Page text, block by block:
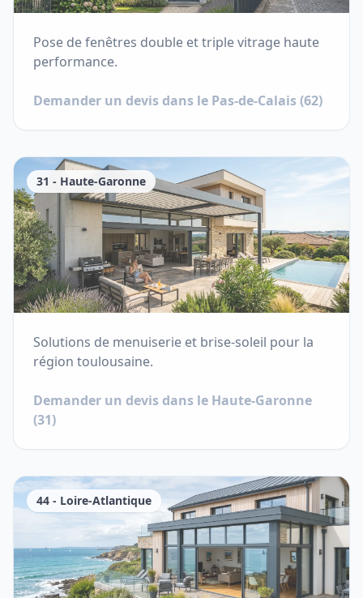
Pose de fenêtres double et triple vitrage haute
performance.
Demander un devis dans le Pas-de-Calais(62)
31 - Haute-Garonne
Solutions de menuiserie et brise-soleil pour la
région toulousaine.
Demander un devis dans le Haute-Garonne
(31)
44 - Loire-Atlantique